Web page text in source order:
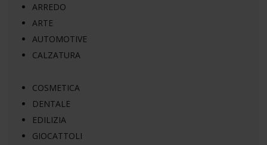
ARREDO
ARTE
AUTOMOTIVE
CALZATURA
COSMETICA
DENTALE
EDILIZIA
GIOCATTOLI